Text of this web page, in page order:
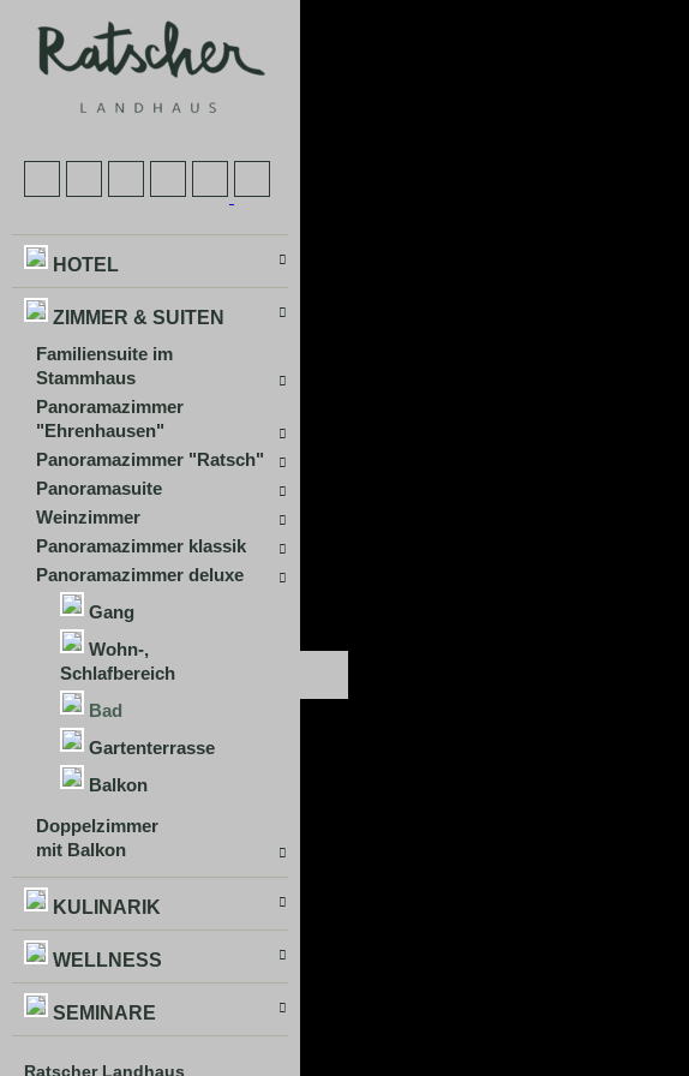
HOTEL
ZIMMER & SUITEN
Familiensuite im
Stammhaus
Panoramazimmer
"Ehrenhausen"
Panoramazimmer "Ratsch"
Panoramasuite
Weinzimmer
Panoramazimmer klassik
Panoramazimmer deluxe
Gang
Wohn-,
Schlafbereich
Bad
Gartenterrasse
Balkon
Doppelzimmer
mit Balkon
KULINARIK
WELLNESS
SEMINARE
Ratscher Landhaus